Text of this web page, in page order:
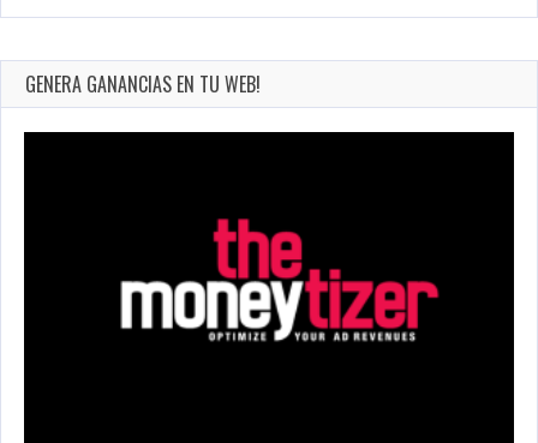
GENERA GANANCIAS EN TU WEB!